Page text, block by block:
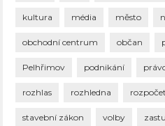
kultura média město
obchodní centrum občan
Pelhřimov podnikání
rozhlas rozhledna rozpočet
stavební zákon volby